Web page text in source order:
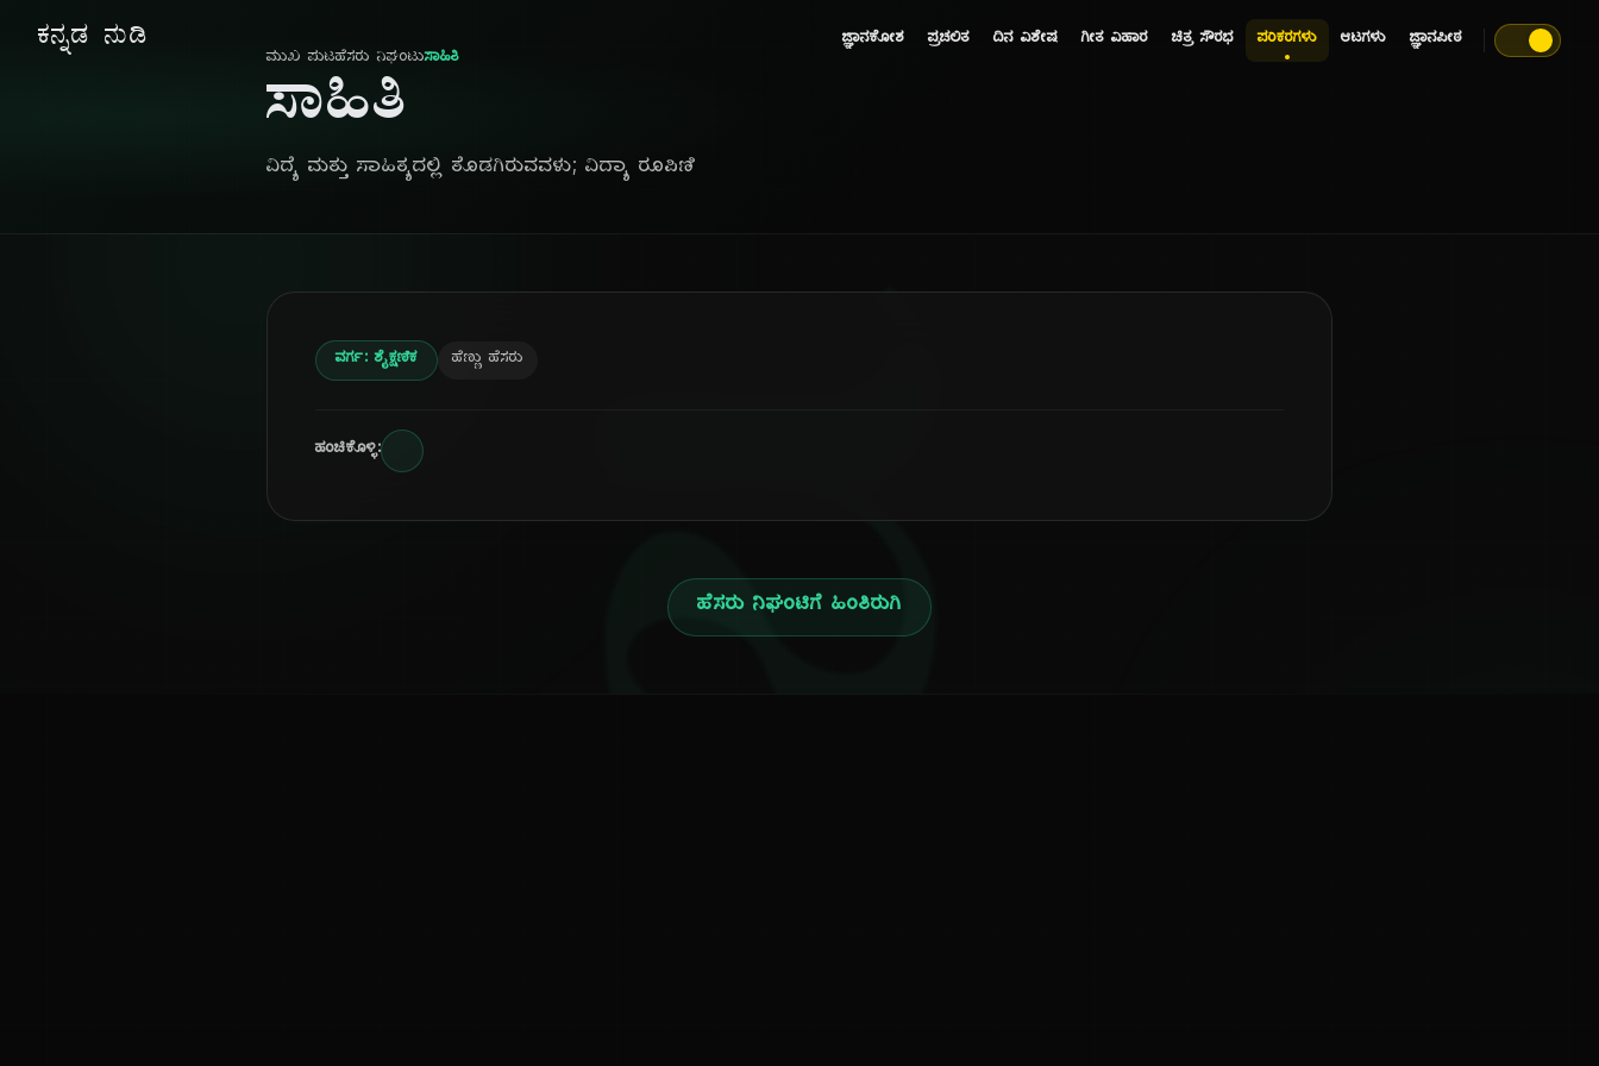
ಕನ್ನಡ ನುಡಿ ಜ್ಞಾನಕೋಶ ಪ್ರಚಲಿತ ದಿನ ವಿಶೇಷ ಗೀತ ವಿಹಾರ ಚಿತ್ರ ಸೌರಭ ಪರಿಕರಗಳು ಆಟಗಳು ಜ್ಞಾನಪೀಠ
ನ
ಮುಖ ಪುಟಹೆಸರು ನಿಘಂಟುಸಾಹಿತಿ
ಸಾಹಿತಿ
ವಿದ್ಯೆ ಮತ್ತು ಸಾಹಿತ್ಯದಲ್ಲಿ ತೊಡಗಿರುವವಳು; ವಿದ್ಯಾ ರೂಪಿಣಿ
ವರ್ಗ: ಶೈಕ್ಷಣಿಕ ಹೆಣ್ಣು ಹೆಸರು
ಹಂಚಿಕೊಳ್ಳಿ:
ಹೆಸರು ನಿಘಂಟಿಗೆ ಹಿಂತಿರುಗಿ